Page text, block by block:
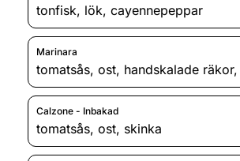
tonfisk, lök, cayennepeppar
Marinara
tomatsås, ost, handskalade räkor,
Calzone - Inbakad
tomatsås, ost, skinka